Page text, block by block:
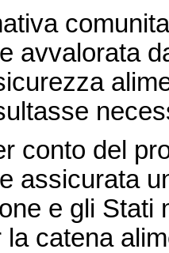
avvalorata
del
assicurata
e gli Stati
la catena